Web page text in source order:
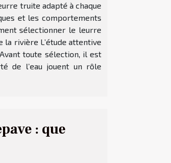
truite adapté à chaque
et les comportements
sélectionner le leurre
rivière L’étude attentive
toute sélection, il est
de l’eau jouent un rôle
: que